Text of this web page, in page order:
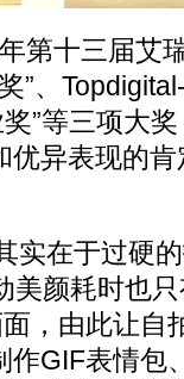
第十三届艾
”、
”等三项大
优异表现的
实在于过硬
美颜耗时也
，由此让自
GIF表情包